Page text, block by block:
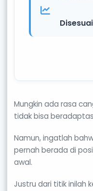
Mungkin ada rasa
tidak bisa
Namun, ingatlah
pernah berada di
awal.
Justru dari titik inilah